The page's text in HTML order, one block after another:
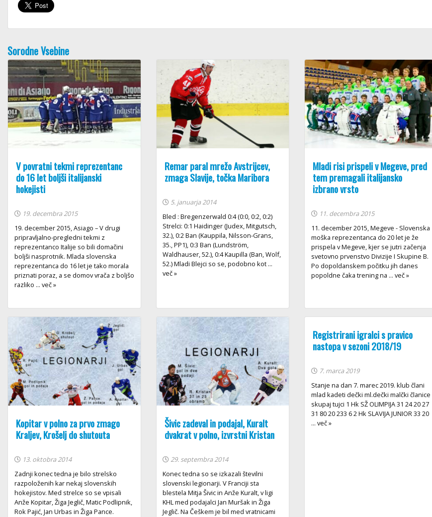
Sorodne Vsebine
V povratni tekmi reprezentanc
do 16 let boljši italijanski
hokejisti
19. decembra 2015
19. december 2015, Asiago – V drugi
pripravljalno-pregledni tekmi z
reprezentanco Italije so bili domačini
boljši nasprotnik. Mlada slovenska
reprezentanca do 16 let je tako morala
priznati poraz, a se domov vrača z boljšo
razliko ... več »
Remar paral mrežo Avstrijcev,
zmaga Slavije, točka Maribora
5. januarja 2014
Bled : Bregenzerwald 0:4 (0:0, 0:2, 0:2)
Strelci: 0:1 Haidinger (Judex, Mitgutsch,
32.), 0:2 Ban (Kauppila, Nilsson-Grans,
35., PP1), 0:3 Ban (Lundström,
Waldhauser, 52.), 0:4 Kaupilla (Ban, Wolf,
52.) Mladi Blejci so se, podobno kot ...
več »
Mladi risi prispeli v Megeve, pred
tem premagali italijansko
izbrano vrsto
11. decembra 2015
11. december 2015, Megeve - Slovenska
moška reprezentanca do 20 let je že
prispela v Megeve, kjer se jutri začenja
svetovno prvenstvo Divizije I Skupine B.
Po dopoldanskem počitku jih danes
popoldne čaka trening na ... več »
Kopitar v polno za prvo zmago
Kraljev, Krošelj do shutouta
13. oktobra 2014
Zadnji konec tedna je bilo strelsko
razpoloženih kar nekaj slovenskih
hokejistov. Med strelce so se vpisali
Anže Kopitar, Žiga Jeglič, Matic Podlipnik,
Rok Pajić, Jan Urbas in Žiga Pance.
Šivic zadeval in podajal, Kuralt
dvakrat v polno, izvrstni Kristan
29. septembra 2014
Konec tedna so se izkazali številni
slovenski legionarji. V Franciji sta
blestela Mitja Šivic in Anže Kuralt, v ligi
KHL med podajalci Jan Muršak in Žiga
Jeglič. Na Češkem je bil med vratnicami
Registrirani igralci s pravico
nastopa v sezoni 2018/19
7. marca 2019
Stanje na dan 7. marec 2019. klub člani
mlad kadeti dečki ml.dečki malčki članice
skupaj tujci 1 Hk SŽ OLIMPIJA 31 24 20 27
31 80 20 233 6 2 Hk SLAVIJA JUNIOR 33 20
... več »